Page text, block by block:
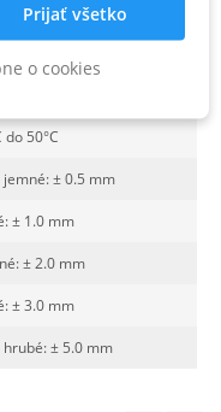
do 50°C
jemné: ± 0.5 mm
± 1.0 mm
± 2.0 mm
± 3.0 mm
hrubé: ± 5.0 mm
Prijať všetko
o cookies